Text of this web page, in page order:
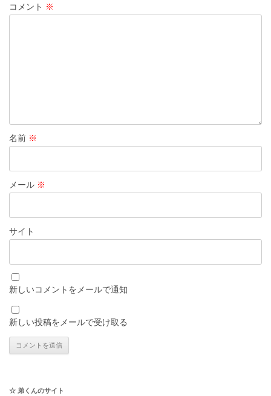
ン
コメント ※
名前 ※
メール ※
サイト
新しいコメントをメールで通知
新しい投稿をメールで受け取る
☆ 弟くんのサイト